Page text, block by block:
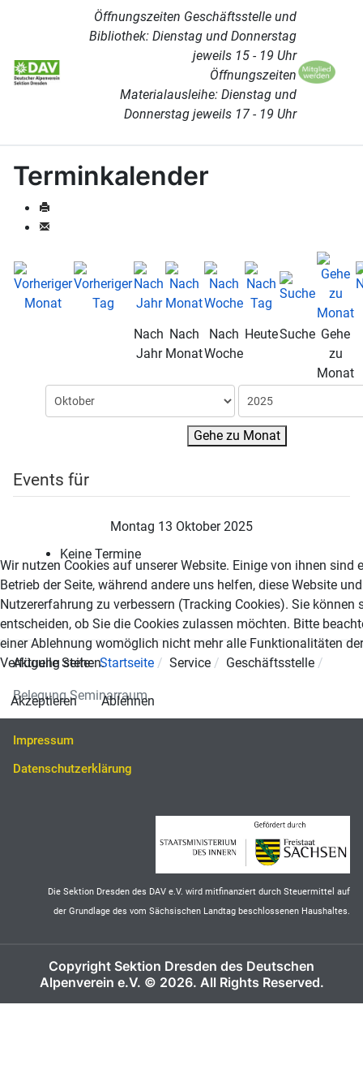
Öffnungszeiten Geschäftsstelle und
Bibliothek: Dienstag und Donnerstag
jeweils 15 - 19 Uhr
Öffnungszeiten
Materialausleihe: Dienstag und
Donnerstag jeweils 17 - 19 Uhr
Terminkalender
Nach
Jahr
Nach
Monat
Nach
Woche
HeuteSuche Gehe
zu
Monat
Gehe zu Monat
Events für
Montag 13 Oktober 2025
Keine Termine
Aktuelle Seite:Startseite Service Geschäftsstelle
Belegung Seminarraum
Impressum
Datenschutzerklärung
Die Sektion Dresden des DAV e.V. wird mitfinanziert durch Steuermittel auf
der Grundlage des vom Sächsischen Landtag beschlossenen Haushaltes.
Copyright Sektion Dresden des Deutschen
Alpenverein e.V. © 2026. All Rights Reserved.
Wir nutzen Cookies auf unserer Website. Einige von ihnen sind
Betrieb der Seite, während andere uns helfen, diese Website
Nutzererfahrung zu verbessern (Tracking Cookies). Sie können
entscheiden, ob Sie die Cookies zulassen möchten. Bitte
einer Ablehnung womöglich nicht mehr alle Funktionalitäten
Verfügung stehen.
Akzeptieren Ablehnen